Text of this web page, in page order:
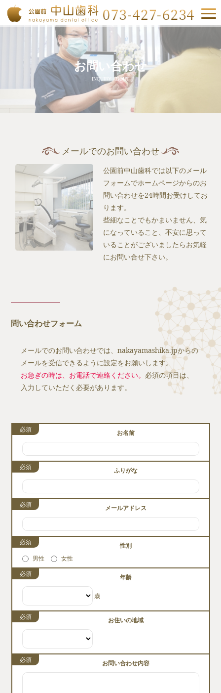
お問い合わせ
INQUIRY ABOUT
メールでのお問い合わせ
公園前中山歯科では以下のメール
フォームでホームページからのお
問い合わせを24時間お受けしてお
ります。
些細なことでもかまいません、気
になっていること、不安に思って
いることがございましたらお気軽
にお問い合せ下さい。
問い合わせフォーム
メールでのお問い合わせでは、nakayamashika.jpからの
メールを受信できるように設定をお願いします。
お急ぎの時は、お電話で連絡ください。 必須の項目は、
入力していただく必要があります。
必須 お名前
必須 ふりがな
必須 メールアドレス
必須
性別
男性
女性
必須
年齢
歳
必須 お住いの地域
必須 お問い合わせ内容